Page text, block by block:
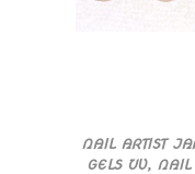
NAIL ARTIST
GELS UV,